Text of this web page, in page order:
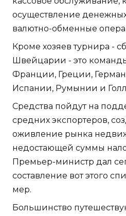
осуществление
валютно-обменные
Кроме хозяев турнира -
Швейцарии - это
Франции, Греции,
Испании, Румынии и
Средства пойдут на
средних экспортеров,
оживление рынка
недостающей суммы
Премьер-министр дал
составление вот этого
мер.
Большинство